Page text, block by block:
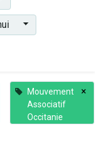
Mouvement
Associatif
Occitanie
×